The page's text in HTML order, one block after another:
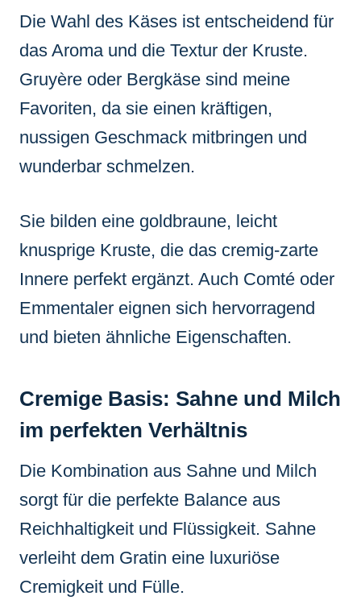
Die Wahl des Käses ist entscheidend für
das Aroma und die Textur der Kruste.
Gruyère oder Bergkäse sind meine
Favoriten, da sie einen kräftigen,
nussigen Geschmack mitbringen und
wunderbar schmelzen.
Sie bilden eine goldbraune, leicht
knusprige Kruste, die das cremig-zarte
Innere perfekt ergänzt. Auch Comté oder
Emmentaler eignen sich hervorragend
und bieten ähnliche Eigenschaften.
Cremige Basis: Sahne und Milch
im perfekten Verhältnis
Die Kombination aus Sahne und Milch
sorgt für die perfekte Balance aus
Reichhaltigkeit und Flüssigkeit. Sahne
verleiht dem Gratin eine luxuriöse
Cremigkeit und Fülle.